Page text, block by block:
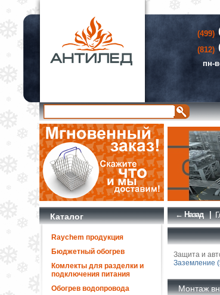
(499)
(812)
пн-
Каталог
Raychem продукция
Бюджетный обогрев
Комлекты для разделки и
подключения питания
Обогрев водопровода
← Назад |
Защита и
Заземление
Монтаж